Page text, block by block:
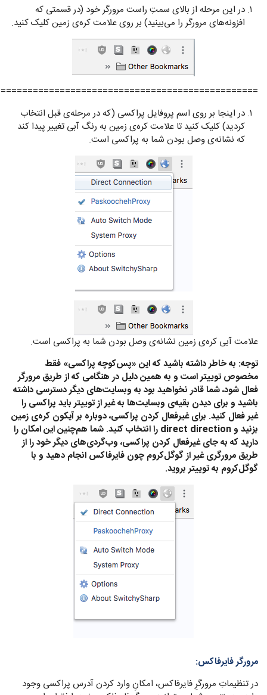
در این مرحله از بالای سمتِ راست مرورگر خود (در قسمتی که
افزونه‌های مرورگر را می‌بینید) بر روی علامت کره‌ی زمین کلیک کنید.
در اینجا بر روی اسم پروفایل پراکسی (که در مرحله‌ی قبل انتخاب
کردید) کلیک کنید تا علامت کره‌ی زمین به رنگ آبی تغییر پیدا کند
که نشانه‌ی وصل بودن شما به پراکسی است.
علامت آبی کره‌ی زمین نشانه‌ی وصل بودن شما به پراکسی است.
توجه:‌ به خاطر داشته باشید که این «پس‌کوچه پراکسی» فقط
مخصوص توییتر است و به همین دلیل در هنگامی که از طریق مرورگر
فعال شود، شما قادر نخواهید بود به وبسایت‌های دیگر دسترسی داشته
باشید و برای دیدن بقیه‌ی وبسایت‌ها به غیر از توییتر باید پراکسی را
غیر فعال کنید. برای غیرفعال کردن پراکسی، دوباره بر آیکون کره‌ی زمین
بزنید و direct direction را انتخاب کنید. شما هم‌چنین این امکان را
دارید که به جای غیرفعال کردن پراکسی، وب‌گردی‌های دیگر خود را از
طریق مرورگری غیر از گوگل‌کروم چون فایرفاکس انجام دهید و با
گوگل‌کروم به توییتر بروید.
مرورگر فایرفاکس:
در تنظیماتِ مرورگرِ فایرفاکس، امکانِ وارد کردن آدرس پراکسی وجود